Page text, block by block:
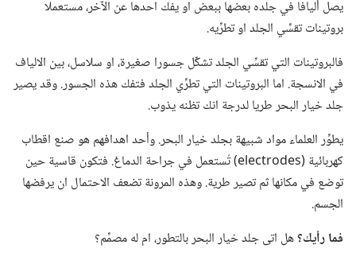
يصل أليافا في جلده بعضها ببعض او يفك احدها عن الآخر،‏ مستعملا
بروتينات تقسِّي الجلد او تطرِّيه.‏
فالبروتينات التي تقسِّي الجلد تشكِّل جسورا صغيرة،‏ او سلاسل،‏ بين الالياف
في الانسجة.‏ اما البروتينات التي تطرِّي الجلد فتفك هذه الجسور.‏ وقد يصير
جلد خيار البحر طريا لدرجة انك تظنه يذوب.‏
يطوِّر العلماء مواد شبيهة بجلد خيار البحر.‏ وأحد اهدافهم هو صنع اقطاب
كهربائية ⁦(electrodes)⁩ تُستعمل في جراحة الدماغ.‏ فتكون قاسية حين
توضع في مكانها ثم تصير طرية.‏ وهذه المرونة تضعف الاحتمال ان يرفضها
الجسم.‏
فما رأيك؟‏هل اتى جلد خيار البحر بالتطور،‏ ام له مصمِّم؟‏